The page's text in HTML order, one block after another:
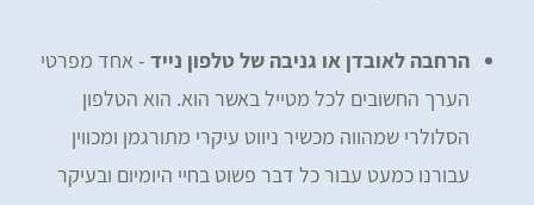
הרחבה לאובדן או גניבה של טלפון נייד - אחד מפרטי
הערך החשובים לכל מטייל באשר הוא. הוא הטלפון
הסלולרי שמהווה מכשיר ניווט עיקרי מתורגמן ומכווין
עבורנו כמעט עבור כל דבר פשוט בחיי היומיום ובעיקר